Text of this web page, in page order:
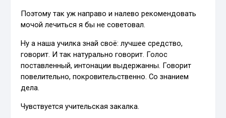
Поэтому так уж направо и налево рекомендовать
мочой лечиться я бы не советовал.
Ну а наша училка знай своё: лучшее средство,
говорит. И так натурально говорит. Голос
поставленный, интонации выдержанны. Говорит
повелительно, покровительственно. Со знанием
дела.
Чувствуется учительская закалка.